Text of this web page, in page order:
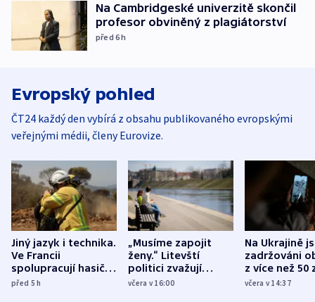
Na Cambridgeské univerzitě skončil
profesor obviněný z plagiátorství
před 6h
Evropský pohled
ČT24 každý den vybírá z obsahu publikovaného evropskými
veřejnými médii, členy Eurovize.
Jiný jazyk i technika.
Ve Francii
spolupracují hasiči z
různých zemí
před 5h
„Musíme zapojit
ženy.“ Litevští
politici zvažují
dohodu o
včera v 16:00
Na Ukrajině
zadržováni
z více než 50
Bojovali na
včera v 14:37